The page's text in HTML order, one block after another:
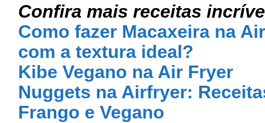
Confira mais receitas
Como fazer Macaxeira na
com a textura ideal?
Kibe Vegano na Air Fryer
Nuggets na Airfryer:
Frango e Vegano